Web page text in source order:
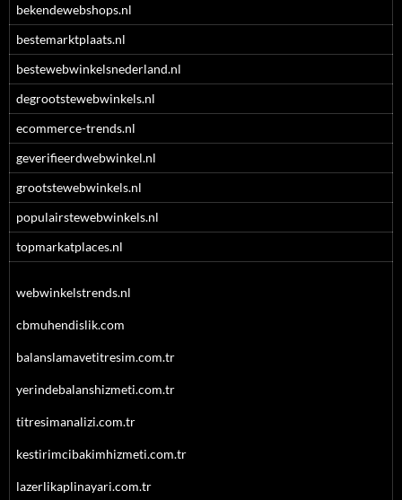
bekendewebshops.nl
bestemarktplaats.nl
bestewebwinkelsnederland.nl
degrootstewebwinkels.nl
ecommerce-trends.nl
geverifieerdwebwinkel.nl
grootstewebwinkels.nl
populairstewebwinkels.nl
topmarkatplaces.nl
webwinkelstrends.nl
cbmuhendislik.com
balanslamavetitresim.com.tr
yerindebalanshizmeti.com.tr
titresimanalizi.com.tr
kestirimcibakimhizmeti.com.tr
lazerlikaplinayari.com.tr